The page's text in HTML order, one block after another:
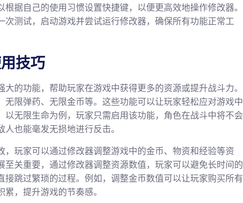
据自己的使用习惯设置快捷键，以便更高效地操作修改器。
次测试，启动游戏并尝试运行修改器，确保所有功能正常工
技巧
的功能，帮助玩家在游戏中获得更多的资源或提升战斗力。
无限弹药、无限金币等。这些功能可以让玩家轻松应对游戏中
以无限生命为例，玩家只需启用该功能，角色在战斗中将不会
也能毫发无损地进行反击。
，玩家可以通过修改器调整游戏中的金币、物资和经验等资
至关重要，通过修改器调整资源数值，玩家可以避免长时间的
接跳过繁琐的过程。例如，调整金币数值可以让玩家购买所有
，提升游戏的节奏感。